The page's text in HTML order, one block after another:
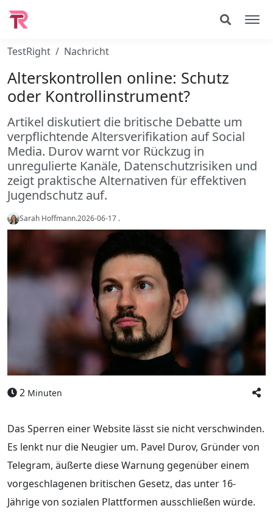
TestRight Nachricht
Alterskontrollen online: Schutz
oder Kontrollinstrument?
Artikel diskutiert die britische Debatte um
verpflichtende Altersverifikation auf Social
Media. Durov warnt vor Rückzug in
unregulierte Kanäle, Datenschutzrisiken und
zeigt praktische Alternativen für effektiven
Jugendschutz auf.
Sarah Hoffmann.2026-06-17 .
2 Minuten
Das Sperren einer Website lässt sie nicht verschwinden.
Es lenkt nur die Neugier um. Pavel Durov, Gründer von
Telegram, äußerte diese Warnung gegenüber einem
vorgeschlagenen britischen Gesetz, das unter 16-
Jährige von sozialen Plattformen ausschließen würde.